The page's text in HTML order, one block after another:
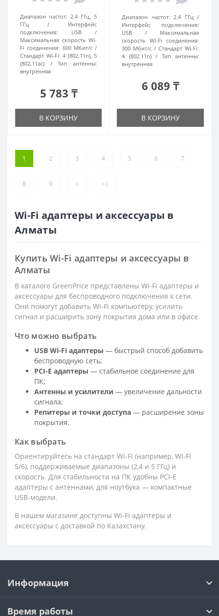
Диапазон частот: 2.4 ГГц, 5
ГГц
Интерфейс
подключения:
USB
Максимальная скорость Wi-
Fi соединения: 600 Мбит/с
Стандарт Wi-Fi: 4 (802.11n), 5
(802.11ac)
Тип антенны:
внутренняя
5 783 ₸
В КОРЗИНУ
Диапазон частот: 2.4 ГГц
Интерфейс подключения:
USB
Максимальная
скорость Wi-Fi соединения:
300 Мбит/с
Стандарт Wi-Fi:
4 (802.11n)
Тип антенны:
внутренняя
6 089 ₸
В КОРЗИНУ
1 2 3 4 5 6 7
8 9 > >|
Wi-Fi адаптеры и аксессуары в
Алматы
Купить Wi-Fi адаптеры и аксессуары в
Алматы
В каталоге GreenPrice представлены Wi-Fi адаптеры и
аксессуары для беспроводного подключения к сети.
Они помогут добавить Wi-Fi компьютеру, усилить
сигнал и расширить зону покрытия дома или в офисе.
Что можно выбрать
USB Wi-Fi адаптеры — быстрый способ добавить
беспроводную сеть;
PCI-E адаптеры — стабильное соединение для
ПК;
Антенны и усилители — увеличение дальности
сигнала;
Репитеры и точки доступа — расширение зоны
покрытия.
Как выбрать
Ориентируйтесь на стандарт Wi-Fi (например, Wi-Fi
5/6), поддерживаемые диапазоны (2,4 и 5 ГГц) и
скорость. Для стабильности на ПК удобны PCI-E
адаптеры с антеннами, для ноутбука — компактные
USB-модели.
В нашем магазине доступны Wi-Fi адаптеры и
аксессуары с доставкой по Казахстану.
Информация
Время работы